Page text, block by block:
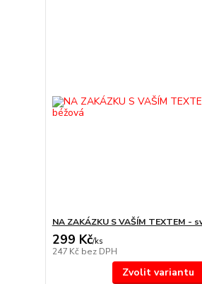
NA ZAKÁZKU S VAŠÍM TEXTEM -
299 Kč/ks
247 Kč bez DPH
Zvolit variantu